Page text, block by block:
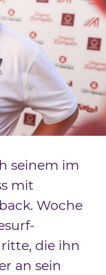
seinem im
mit
Woche
die ihn
an sein